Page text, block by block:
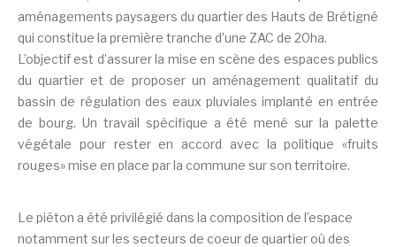
aménagements paysagers du quartier des Hauts de Brétigné
qui constitue la première tranche d’une ZAC de 20ha.
L’objectif est d’assurer la mise en scène des espaces publics
du quartier et de proposer un aménagement qualitatif du
bassin de régulation des eaux pluviales implanté en entrée
de bourg. Un travail spécifique a été mené sur la palette
végétale pour rester en accord avec la politique «fruits
rouges» mise en place par la commune sur son territoire.
Le piéton a été privilégié dans la composition de l’espace
notamment sur les secteurs de coeur de quartier où des